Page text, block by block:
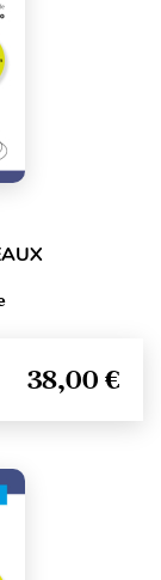
38,00 €